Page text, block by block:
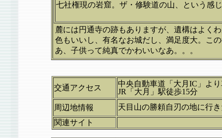
七社権現の岩窟。ザ・修験道の山、という感
麓には円通寺の跡もありますが、遺構はよく
色もいいし、有名なお城だし、満足度大。こ
あ、子供って純真でかわいいなあ。。。
交通アクセス
中央自動車道「大月IC」よ
JR「大月」駅徒歩15分
周辺地情報
天目山の勝頼自刃の地に行
関連サイト